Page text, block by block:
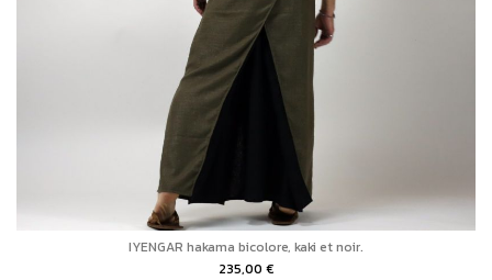
IYENGAR hakama bicolore, kaki et noir.
235,00 €